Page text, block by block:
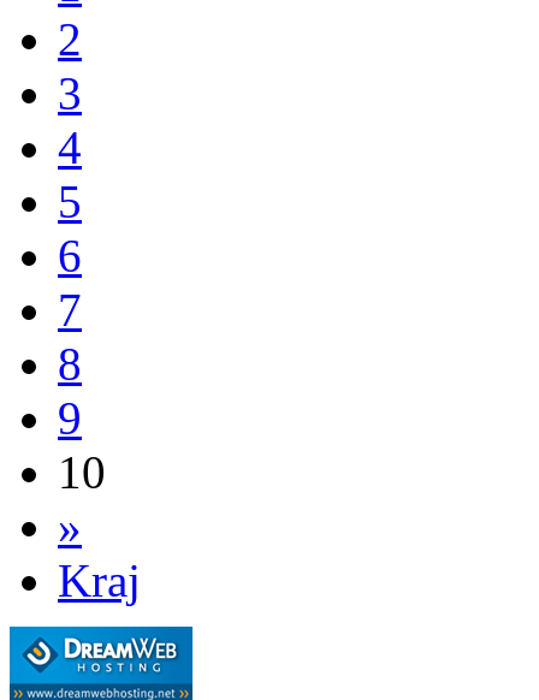
2
3
4
5
6
7
8
9
10
»
Kraj